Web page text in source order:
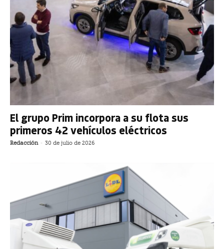
El grupo Prim incorpora a su flota sus
primeros 42 vehículos eléctricos
Redacción - 30 de julio de 2026